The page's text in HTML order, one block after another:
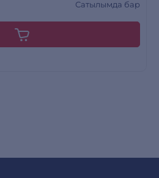
Сатылымда бар